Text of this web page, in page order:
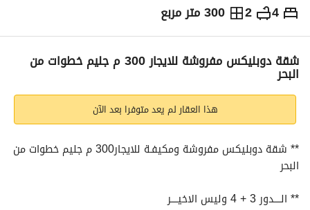
4
2 300 متر مربع ج.م28,000شهرياً
الاماكن القريبة شقة دوبليكس مفروشة للايجار 300 م جليم خطوات من
البحر
هذا العقار لم يعد متوفرا بعد الآن
البحر
** الـــــدور 3 + 4 وليس الاخيـــــر